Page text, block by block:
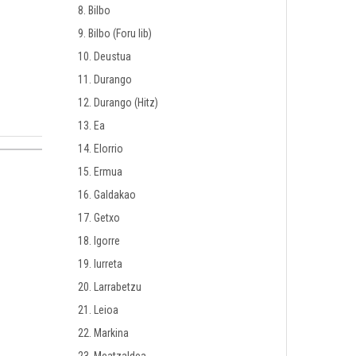
8. Bilbo
9. Bilbo (Foru lib)
10. Deustua
11. Durango
12. Durango (Hitz)
13. Ea
14. Elorrio
15. Ermua
16. Galdakao
17. Getxo
18. Igorre
19. Iurreta
20. Larrabetzu
21. Leioa
22. Markina